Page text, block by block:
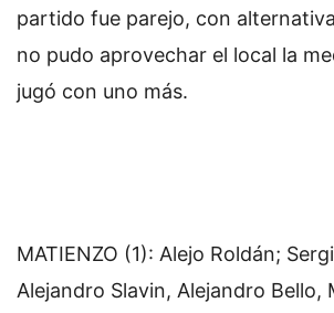
partido fue parejo, con
no pudo aprovechar el local la
jugó con uno más.
MATIENZO (1): Alejo Roldán;
Alejandro Slavin, Alejandro Bello,